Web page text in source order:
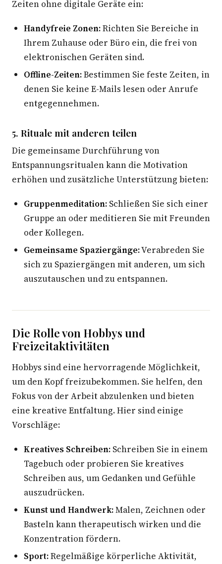
Zeiten ohne digitale Geräte ein:
Handyfreie Zonen:Richten Sie Bereiche in
Ihrem Zuhause oder Büro ein, die frei von
elektronischen Geräten sind.
Offline-Zeiten:Bestimmen Sie feste Zeiten, in
denen Sie keine E-Mails lesen oder Anrufe
entgegennehmen.
5. Rituale mit anderen teilen
Die gemeinsame Durchführung von
Entspannungsritualen kann die Motivation
erhöhen und zusätzliche Unterstützung bieten:
Gruppenmeditation: Schließen Sie sich einer
Gruppe an oder meditieren Sie mit Freunden
oder Kollegen.
Gemeinsame Spaziergänge:Verabreden Sie
sich zu Spaziergängen mit anderen, um sich
auszutauschen und zu entspannen.
Die Rolle von Hobbys und
Freizeitaktivitäten
Hobbys sind eine hervorragende Möglichkeit,
um den Kopf freizubekommen. Sie helfen, den
Fokus von der Arbeit abzulenken und bieten
eine kreative Entfaltung. Hier sind einige
Vorschläge:
Kreatives Schreiben: Schreiben Sie in einem
Tagebuch oder probieren Sie kreatives
Schreiben aus, um Gedanken und Gefühle
auszudrücken.
Kunst und Handwerk:Malen, Zeichnen oder
Basteln kann therapeutisch wirken und die
Konzentration fördern.
Sport:Regelmäßige körperliche Aktivität,